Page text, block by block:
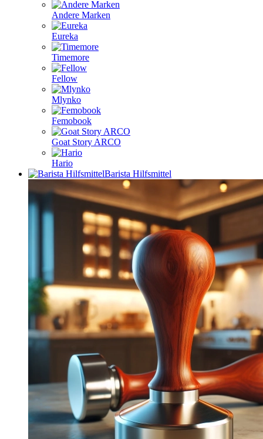
Andere Marken
Eureka
Timemore
Fellow
Mlynko
Femobook
Goat Story ARCO
Hario
Barista Hilfsmittel